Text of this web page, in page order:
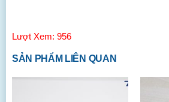
Lượt Xem: 956
SẢN PHẨM LIÊN QUAN